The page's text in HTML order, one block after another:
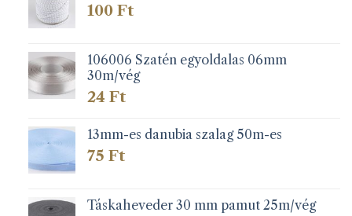
100 Ft
106006 Szatén egyoldalas 06mm
30m/vég
24 Ft
13mm-es danubia szalag 50m-es
75 Ft
Táskaheveder 30 mm pamut 25m/vég